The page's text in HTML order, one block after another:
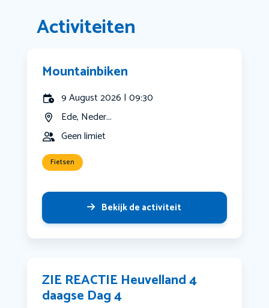
Activiteiten
Mountainbiken
9 August 2026 | 09:30
Ede, Neder...
Geen limiet
Fietsen
Bekijk de activiteit
ZIE REACTIE Heuvelland 4
daagse Dag 4